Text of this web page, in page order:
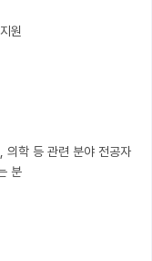
원
의학 등 관련 분야 전공자
분